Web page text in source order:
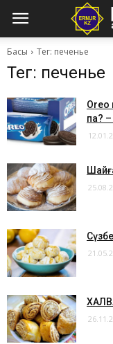
Басы Тег: печенье
Тег: печенье
Oreo
па?